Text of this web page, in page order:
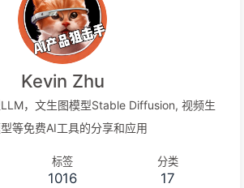
Kevin Zhu
，文生图模型Stable Diffusion, 视频生
等免费AI工具的分享和应用
标签
1016
分类
17